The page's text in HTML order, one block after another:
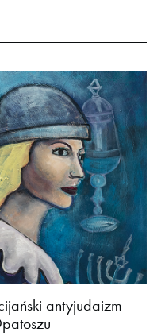
antyjudaizm